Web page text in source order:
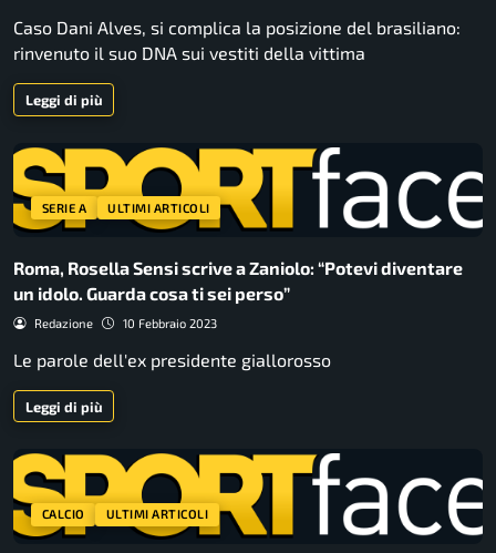
Caso Dani Alves, si complica la posizione del brasiliano:
rinvenuto il suo DNA sui vestiti della vittima
Leggi di più
SERIE A ULTIMI ARTICOLI
Roma, Rosella Sensi scrive a Zaniolo: “Potevi diventare
un idolo. Guarda cosa ti sei perso”
Redazione 10 Febbraio 2023
Le parole dell'ex presidente giallorosso
Leggi di più
CALCIO ULTIMI ARTICOLI